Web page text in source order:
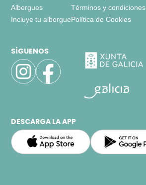
baños = 1
Albergues
Incluye tu albergue
Términos y condiciones
Política de Cookies
SÍGUENOS
DESCARGA LA APP